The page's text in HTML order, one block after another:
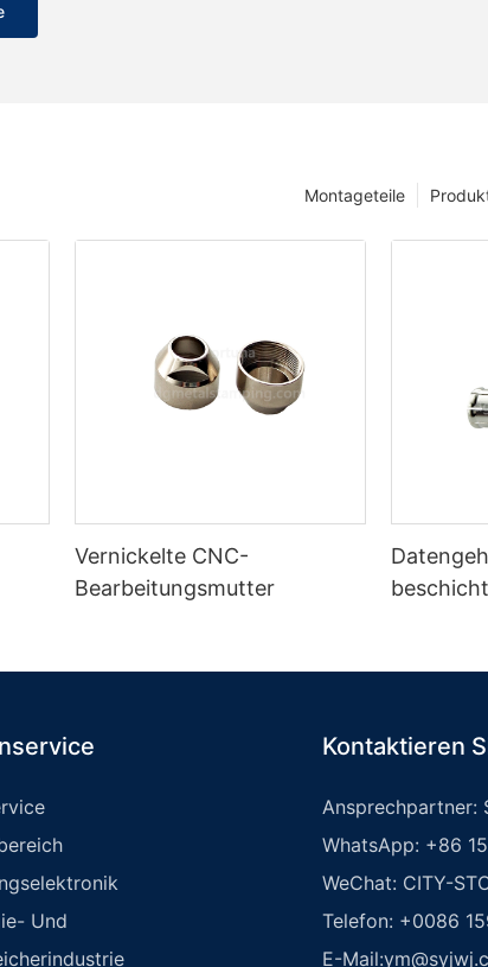
Montageteile
Vernickelte CNC-
Bearbeitungsmutter
Und
Kontaktieren
Ansprechpartner:
WhatsApp: +86
WeChat: CITY-
Telefon: +0086
E-Mail: